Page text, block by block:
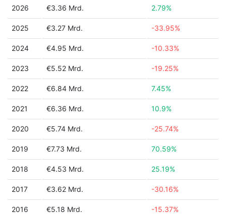
2026 €3.36 Mrd. 2.79%
2025 €3.27 Mrd. -33.95%
2024 €4.95 Mrd. -10.33%
2023 €5.52 Mrd. -19.25%
2022 €6.84 Mrd. 7.45%
2021 €6.36 Mrd. 10.9%
2020 €5.74 Mrd. -25.74%
2019 €7.73 Mrd. 70.59%
2018 €4.53 Mrd. 25.19%
2017 €3.62 Mrd. -30.16%
2016 €5.18 Mrd. -15.37%